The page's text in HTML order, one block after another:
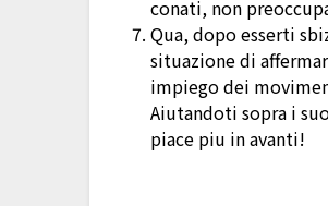
conati, non
Qua, dopo esserti
situazione di
impiego dei
Aiutandoti sopra i
piace piu in avanti!